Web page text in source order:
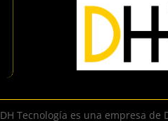
DH Tecnología es una empresa de